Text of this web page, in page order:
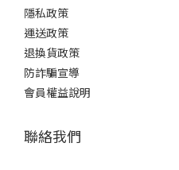
隱私政策
運送政策
退換貨政策
防詐騙宣導
會員權益說明
聯絡我們